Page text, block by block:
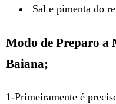
Sal e pimenta do
Modo de Preparo a
Baiana;
1-Primeiramente é